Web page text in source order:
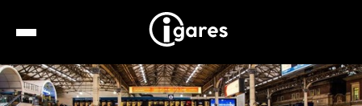
Recherche